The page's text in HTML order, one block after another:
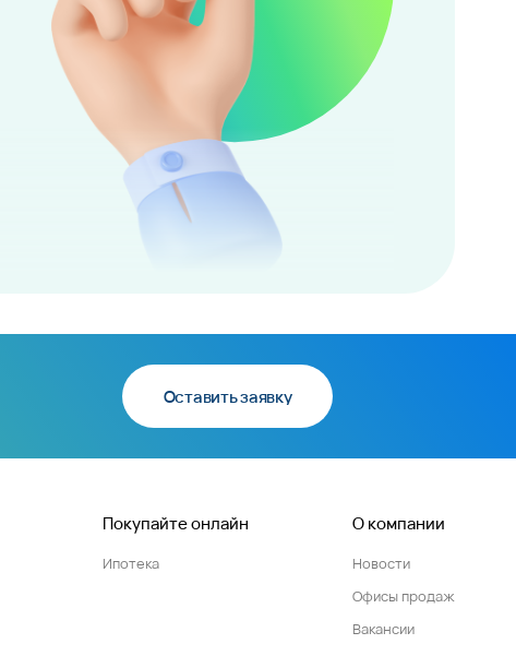
Оставить заявку
Покупайте онлайн
Ипотека
О компании
Новости
Офисы продаж
Вакансии